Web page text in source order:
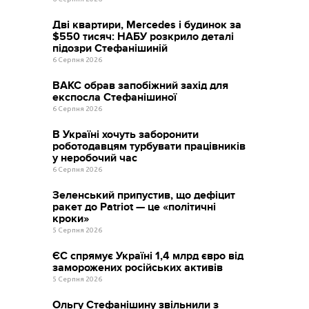
Дві квартири, Mercedes і будинок за
$550 тисяч: НАБУ розкрило деталі
підозри Стефанішиній
6 Серпня 2026
ВАКС обрав запобіжний захід для
експосла Стефанішиної
6 Серпня 2026
В Україні хочуть заборонити
роботодавцям турбувати працівників
у неробочий час
6 Серпня 2026
Зеленський припустив, що дефіцит
ракет до Patriot — це «політичні
кроки»
5 Серпня 2026
ЄС спрямує Україні 1,4 млрд євро від
заморожених російських активів
5 Серпня 2026
Ольгу Стефанішину звільнили з